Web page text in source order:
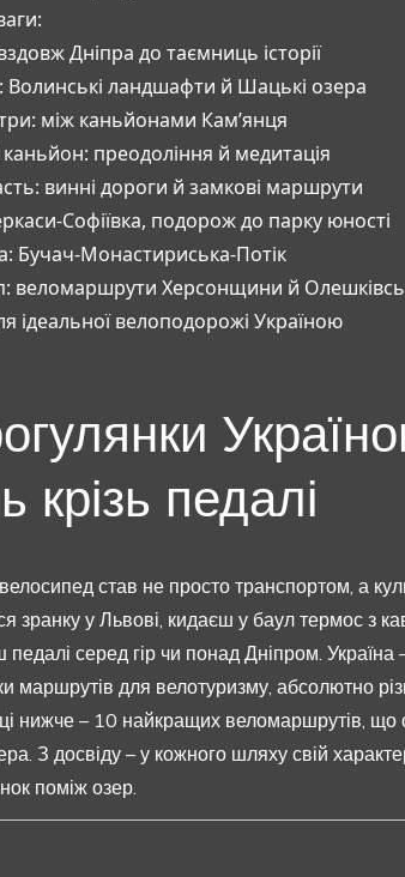
Дніпра до таємниць історії
Волинські ландшафти й Шацькі озера
між каньйонами Кам’янця
преодоління й медитація
винні дороги й замкові маршрути
Софіївка, подорож до парку юності
Бучач-Монастириська-Потік
веломаршрути Херсонщини й
ідеальної велоподорожі Україною
крізь педалі
став не просто транспортом, а
зранку у Львові, кидаєш у баул термос з
педалі серед гір чи понад Дніпром. Україна
маршрутів для велотуризму, абсолютно
нижче – 10 найкращих веломаршрутів, що
З досвіду – у кожного шляху свій
поміж озер.